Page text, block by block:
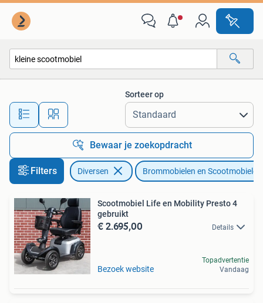
Alle afstanden…
Sorteer op
Bewaar je zoekopdracht
Filters Diversen Brommobielen en Scootmobielen
Scootmobiel Life en Mobility Presto 4
gebruikt
€ 2.695,00 Details
Bezoek website
Topadvertentie
Vandaag